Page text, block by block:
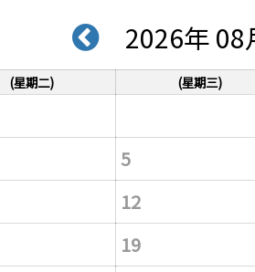
2026年 08
(星期二) (星期三)
5
12
19